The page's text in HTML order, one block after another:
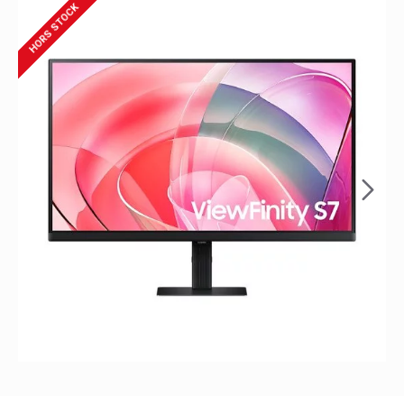
HORS STOCK